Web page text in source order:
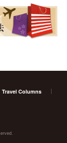
Travel Columns